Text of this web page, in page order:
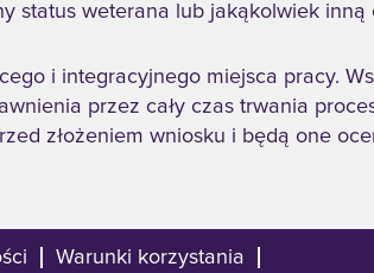
status weterana lub jakąkolwiek
i integracyjnego miejsca pracy.
przez cały czas trwania
złożeniem wniosku i będą one
Warunki korzystania